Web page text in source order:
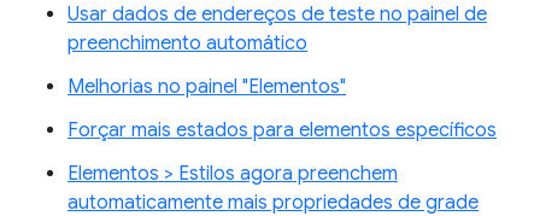
Usar dados de endereços de teste no painel de
preenchimento automático
Melhorias no painel "Elementos"
Forçar mais estados para elementos específicos
Elementos > Estilos agora preenchem
automaticamente mais propriedades de grade